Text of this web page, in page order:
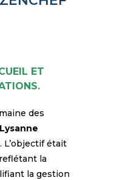
ET
des
était
la
la gestion